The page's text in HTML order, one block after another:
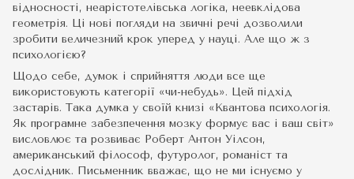
відносності, неарістотелівська логіка, неевклідова
геометрія. Ці нові погляди на звичні речі дозволили
зробити величезний крок уперед у науці. Але що ж з
психологією?
Щодо себе, думок і сприйняття люди все ще
використовують категорії «чи-небудь». Цей підхід
застарів. Така думка у своїй книзі «Квантова психологія.
Як програмне забезпечення мозку формує вас і ваш світ»
висловлює та розвиває Роберт Антон Уілсон,
американський філософ, футуролог, романіст та
дослідник. Письменник вважає, що не ми існуємо у